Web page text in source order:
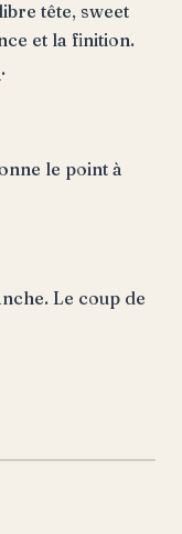
tête, sweet
et la finition.
.
le point à
Le coup de